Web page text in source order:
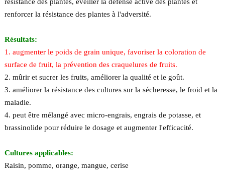
renforcer la résistance des plantes à l'adversité.
Résultats:
1. augmenter le poids de grain unique, favoriser la coloration de
surface de fruit, la prévention des craquelures de fruits.
2. mûrir et sucrer les fruits, améliorer la qualité et le goût.
3. améliorer la résistance des cultures sur la sécheresse, le froid et la
maladie.
4. peut être mélangé avec micro-engrais, engrais de potasse, et
brassinolide pour réduire le dosage et augmenter l'efficacité.
Cultures applicables:
Raisin, pomme, orange, mangue, cerise